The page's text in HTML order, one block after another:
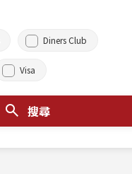
Diners Club
Visa
搜尋